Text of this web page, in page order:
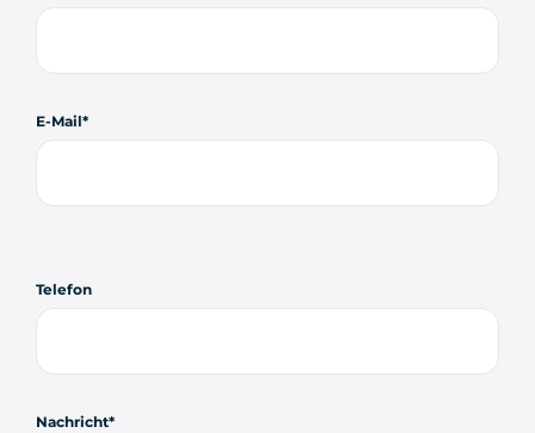
E-Mail
Telefon
Nachricht